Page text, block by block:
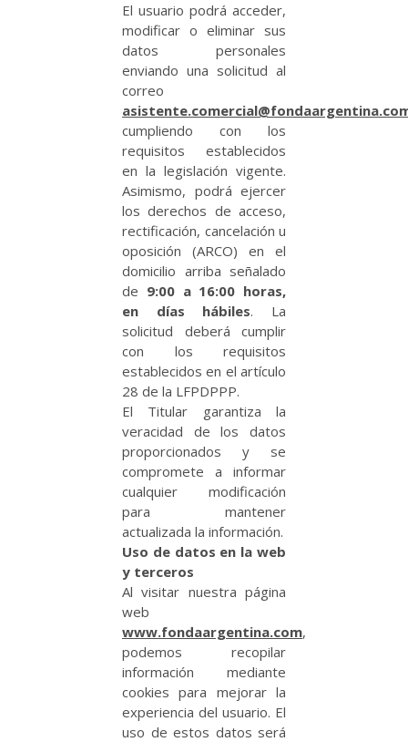
El usuario podrá acceder,
modificar o eliminar sus
datos personales
enviando una solicitud al
correo
cumpliendo con los
requisitos establecidos
en la legislación vigente.
Asimismo, podrá ejercer
los derechos de acceso,
rectificación, cancelación u
oposición (ARCO) en el
domicilio arriba señalado
de 9:00 a 16:00 horas,
en días hábiles. La
solicitud deberá cumplir
con los requisitos
establecidos en el artículo
28 de la LFPDPPP.
El Titular garantiza la
veracidad de los datos
proporcionados y se
compromete a informar
cualquier modificación
para mantener
actualizada la información.
Uso de datos en la web
y terceros
Al visitar nuestra página
web
www.fondaargentina.com,
podemos recopilar
información mediante
cookies para mejorar la
experiencia del usuario. El
uso de estos datos será